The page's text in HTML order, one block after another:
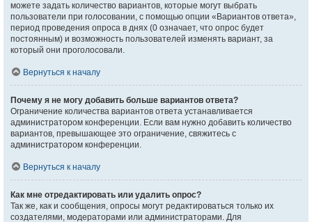
можете задать количество вариантов, которые могут выбрать
пользователи при голосовании, с помощью опции «Вариантов ответа»,
период проведения опроса в днях (0 означает, что опрос будет
постоянным) и возможность пользователей изменять вариант, за
который они проголосовали.
Вернуться к началу
Почему я не могу добавить больше вариантов ответа?
Ограничение количества вариантов ответа устанавливается
администратором конференции. Если вам нужно добавить количество
вариантов, превышающее это ограничение, свяжитесь с
администратором конференции.
Вернуться к началу
Как мне отредактировать или удалить опрос?
Так же, как и сообщения, опросы могут редактироваться только их
создателями, модераторами или администраторами. Для